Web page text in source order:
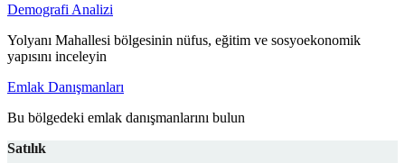
Demografi Analizi
Yolyanı Mahallesi bölgesinin nüfus, eğitim ve sosyoekonomik
yapısını inceleyin
Emlak Danışmanları
Bu bölgedeki emlak danışmanlarını bulun
Satılık